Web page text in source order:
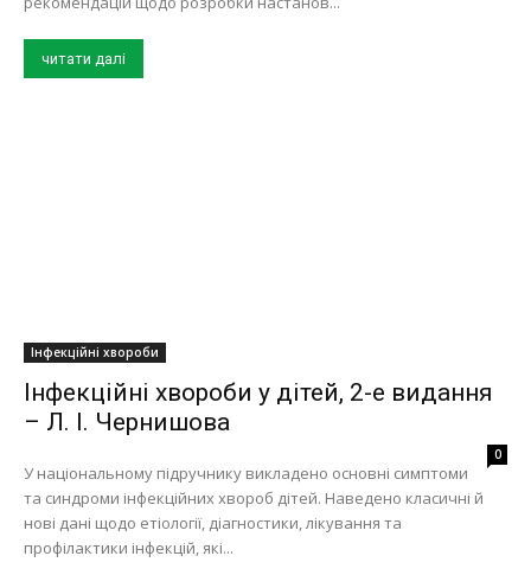
читати далі
Інфекційні хвороби
Інфекційні хвороби у дітей, 2-е видання
– Л. І. Чернишова
0
У національному підручнику викладено основні симптоми
та синдроми інфекційних хвороб дітей. Наведено класичні й
нові дані щодо етіології, діагностики, лікування та
профілактики інфекцій, які...